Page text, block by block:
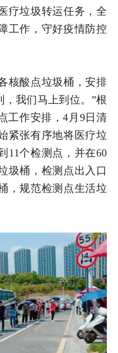
疗垃圾转运任务，全
工作，守好疫情防控
核酸点垃圾桶，安排
，我们马上到位。”根
工作安排，4月9日清
紧张有序地将医疗垃
11个检测点，并在60
圾桶，检测点出入口
，规范检测点生活垃